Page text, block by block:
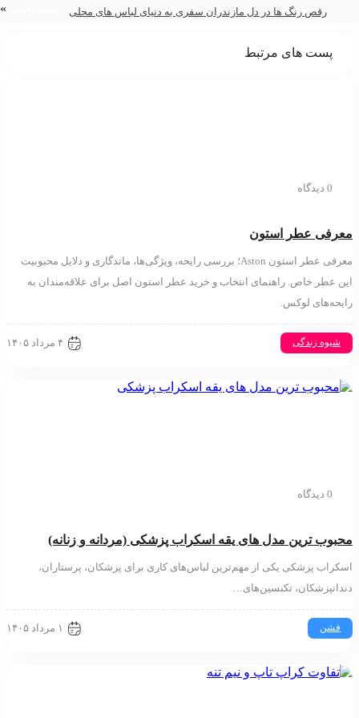
رقص رنگ ها در دل مازندران سفری به دنیای لباس های محلی پست بعدی
پست های مرتبط
عطر استون
معرفی عطر استون Aston؛ بررسی رایحه، ویژگی‌ها، ماندگاری و دلایل محبوبیت
خاص. راهنمای انتخاب و خرید عطر استون اصل برای علاقه‌مندان به
لوکس.
زندگی
ترین مدل های یقه اسکراب پزشکی (مردانه و زنانه)
پزشکی یکی از مهم‌ترین لباس‌های کاری برای پزشکان، پرستاران،
تکنسین‌های…